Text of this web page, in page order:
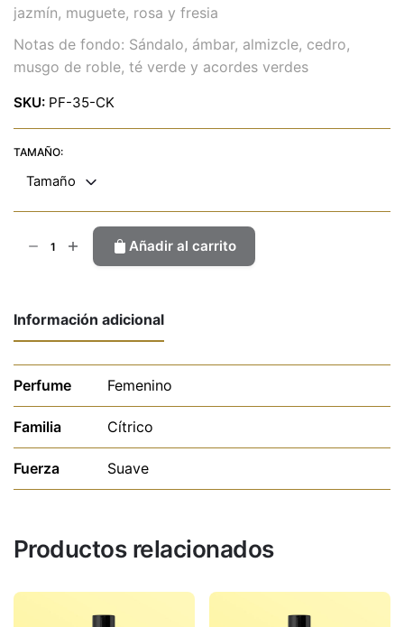
jazmín, muguete, rosa y fresia
Notas de fondo: Sándalo, ámbar, almizcle, cedro,
musgo de roble, té verde y acordes verdes
SKU: PF-35-CK
TAMAÑO:
Tamaño
Añadir al carrito
Información adicional
Perfume Femenino
Familia Cítrico
Fuerza Suave
Productos relacionados